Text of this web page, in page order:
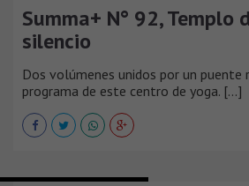
Summa+ N° 92, Templo
silencio
Dos volúmenes unidos por un puente
programa de este centro de yoga. [...]